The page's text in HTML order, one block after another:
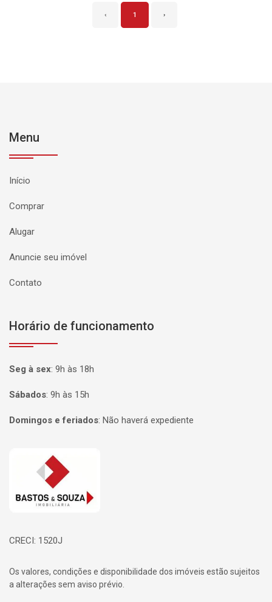
‹ 1 ›
Menu
Início
Comprar
Alugar
Anuncie seu imóvel
Contato
Horário de funcionamento
Seg à sex: 9h às 18h
Sábados: 9h às 15h
Domingos e feriados: Não haverá expediente
Página inicial
CRECI: 1520J
Os valores, condições e disponibilidade dos imóveis estão sujeitos
a alterações sem aviso prévio.